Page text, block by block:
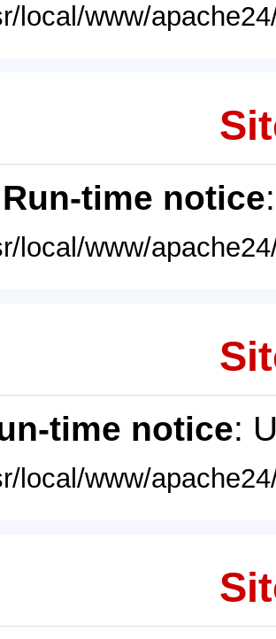
local/www/
Run-time notice
local/www/
time notice:
local/www/